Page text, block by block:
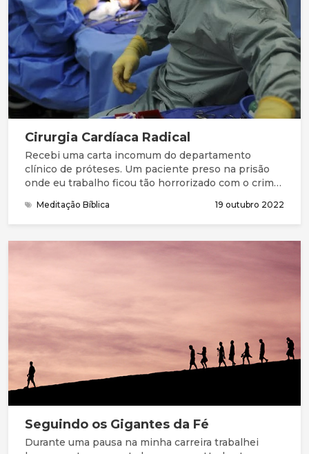
Cirurgia Cardíaca Radical
Recebi uma carta incomum do departamento
clínico de próteses. Um paciente preso na prisão
onde eu trabalho ficou tão horrorizado com o crime
Claramente, o que Jesus disse não tem significado
literal, e não concordo com o meu paciente que
tinha em mente esta passagem no momento que
se mutilou. Mas podemos, talvez, com esse fato,
Meditação Bíblica 19 outubro 2022
Seguindo os Gigantes da Fé
Durante uma pausa na minha carreira trabalhei